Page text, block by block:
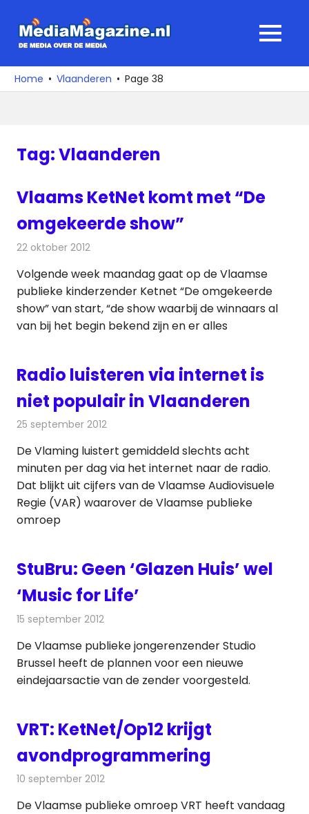
naar
media
over
MENU
Home Vlaanderen Page 38
Tag:Vlaanderen
Vlaams KetNet komt met “De
omgekeerde show”
22 oktober 2012
Volgende week maandag gaat op de Vlaamse
publieke kinderzender Ketnet “De omgekeerde
show” van start, “de show waarbij de winnaars al
van bij het begin bekend zijn en er alles
Radio luisteren via internet is
niet populair in Vlaanderen
25 september 2012
De Vlaming luistert gemiddeld slechts acht
minuten per dag via het internet naar de radio.
Dat blijkt uit cijfers van de Vlaamse Audiovisuele
Regie (VAR) waarover de Vlaamse publieke
omroep
StuBru: Geen ‘Glazen Huis’ wel
‘Music for Life’
15 september 2012
De Vlaamse publieke jongerenzender Studio
Brussel heeft de plannen voor een nieuwe
eindejaarsactie van de zender voorgesteld.
VRT: KetNet/Op12 krijgt
avondprogrammering
10 september 2012
De Vlaamse publieke omroep VRT heeft vandaag